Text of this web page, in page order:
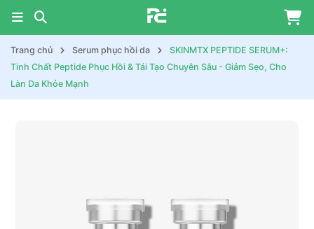
Trang chủ Serum phục hồi da
SKINMTX PEPTIDE SERUM+:
Tinh Chất Peptide Phục Hồi & Tái Tạo Chuyên Sâu - Giảm Sẹo, Cho
Làn Da Khỏe Mạnh